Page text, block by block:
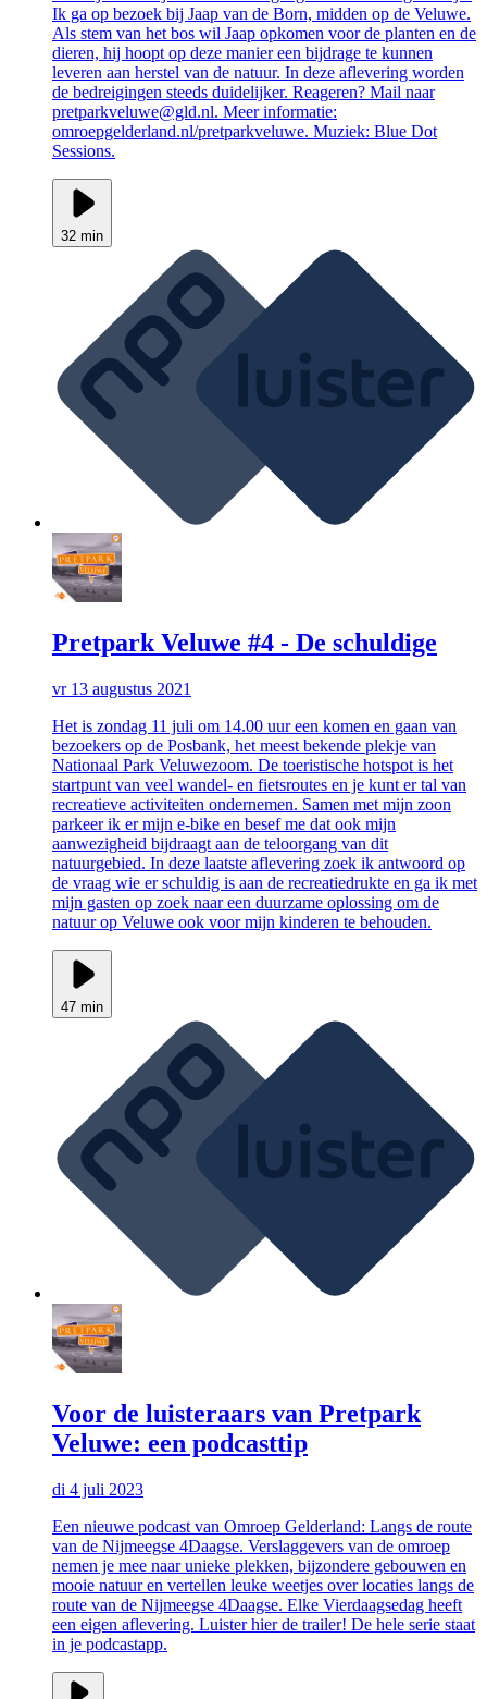
Ik ga op bezoek bij Jaap van de Born, midden op de Veluwe.
Als stem van het bos wil Jaap opkomen voor de planten en de
dieren, hij hoopt op deze manier een bijdrage te kunnen
leveren aan herstel van de natuur. In deze aflevering worden
de bedreigingen steeds duidelijker. Reageren? Mail naar
pretparkveluwe@gld.nl. Meer informatie:
omroepgelderland.nl/pretparkveluwe. Muziek: Blue Dot
Sessions.
32 min
Pretpark Veluwe #4 - De schuldige
vr 13 augustus 2021
Het is zondag 11 juli om 14.00 uur een komen en gaan van
bezoekers op de Posbank, het meest bekende plekje van
Nationaal Park Veluwezoom. De toeristische hotspot is het
startpunt van veel wandel- en fietsroutes en je kunt er tal van
recreatieve activiteiten ondernemen. Samen met mijn zoon
parkeer ik er mijn e-bike en besef me dat ook mijn
aanwezigheid bijdraagt aan de teloorgang van dit
natuurgebied. In deze laatste aflevering zoek ik antwoord op
de vraag wie er schuldig is aan de recreatiedrukte en ga ik met
mijn gasten op zoek naar een duurzame oplossing om de
natuur op Veluwe ook voor mijn kinderen te behouden.
47 min
Voor de luisteraars van Pretpark
Veluwe: een podcasttip
di 4 juli 2023
Een nieuwe podcast van Omroep Gelderland: Langs de route
van de Nijmeegse 4Daagse. Verslaggevers van de omroep
nemen je mee naar unieke plekken, bijzondere gebouwen en
mooie natuur en vertellen leuke weetjes over locaties langs de
route van de Nijmeegse 4Daagse. Elke Vierdaagsedag heeft
een eigen aflevering. Luister hier de trailer! De hele serie staat
in je podcastapp.